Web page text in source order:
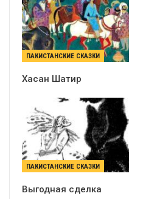
ПАКИСТАНСКИЕ СКАЗКИ
Хасан Шатир
ПАКИСТАНСКИЕ СКАЗКИ
Выгодная сделка